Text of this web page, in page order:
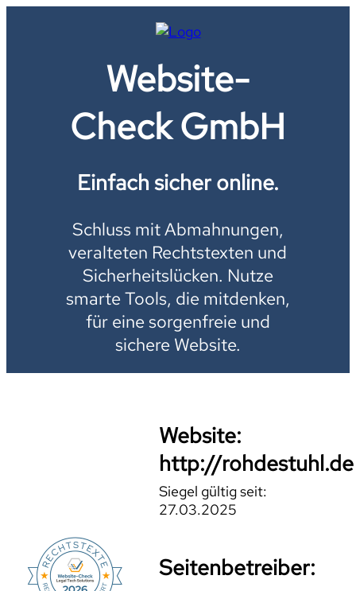
Website-
Check GmbH
Einfach sicher online.
Schluss mit Abmahnungen,
veralteten Rechtstexten und
Sicherheitslücken. Nutze
smarte Tools, die mitdenken,
für eine sorgenfreie und
sichere Website.
Website:
http://rohdestuhl.de
Siegel gültig seit:
27.03.2025
Seitenbetreiber: